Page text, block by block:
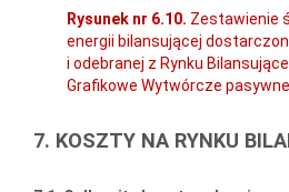
Rysunek nr 6.10. Zestawienie
energii bilansującej
i odebranej z Rynku
Grafikowe Wytwórcze
7. KOSZTY NA RYNKU